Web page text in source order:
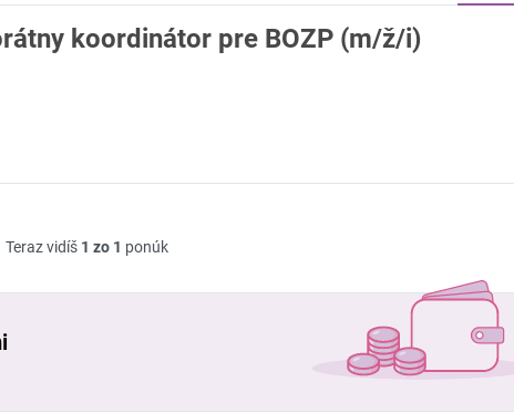
koordinátor pre BOZP (m/ž/i)
Teraz vidíš 1 zo 1 ponúk